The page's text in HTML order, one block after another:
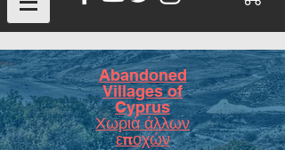
Abandoned
Villages of
Cyprus
Χωριά άλλων
εποχών